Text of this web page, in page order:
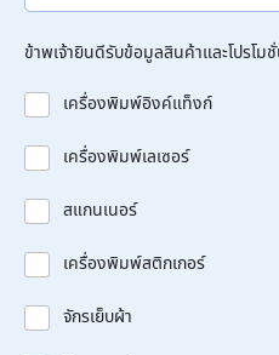
ข้าพเจ้ายินดีรับข้อมูลสินค้าและโปรโ
เครื่องพิมพ์อิงค์แท็งก์
เครื่องพิมพ์เลเซอร์
สแกนเนอร์
เครื่องพิมพ์สติกเกอร์
จักรเย็บผ้า